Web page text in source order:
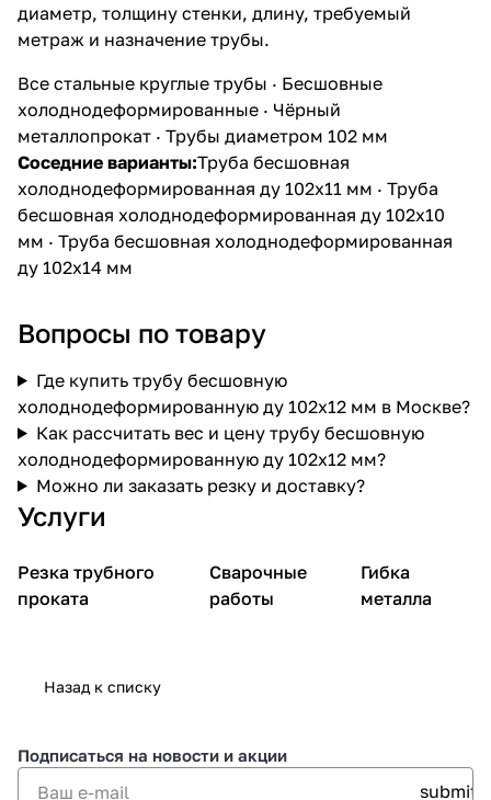
диаметр, толщину стенки, длину, требуемый
метраж и назначение трубы.
Все стальные круглые трубы · Бесшовные
холоднодеформированные · Чёрный
металлопрокат · Трубы диаметром 102 мм
Соседние варианты:Труба бесшовная
холоднодеформированная ду 102х11 мм · Труба
бесшовная холоднодеформированная ду 102х10
мм · Труба бесшовная холоднодеформированная
ду 102х14 мм
Вопросы по товару
Где купить трубу бесшовную
холоднодеформированную ду 102х12 мм в Москве?
Как рассчитать вес и цену трубу бесшовную
холоднодеформированную ду 102х12 мм?
Можно ли заказать резку и доставку?
Услуги
Резка трубного
проката
Сварочные
работы
Гибка
металла
Назад к списку
Подписаться на новости и акции